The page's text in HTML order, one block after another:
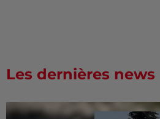
Les dernières news